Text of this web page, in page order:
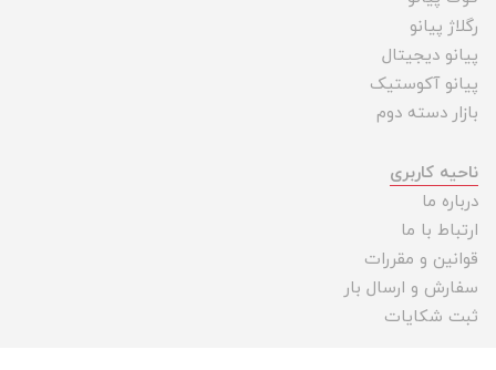
رگلاژ پیانو
پیانو دیجیتال
پیانو آکوستیک
بازار دسته دوم
ناحیه کاربری
درباره ما
ارتباط با ما
قوانین و مقررات
سفارش و ارسال بار
ثبت شکایات